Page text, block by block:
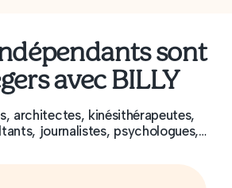
sont
avec BILLY
architectes, kinésithérapeutes,
journalistes, psychologues,…